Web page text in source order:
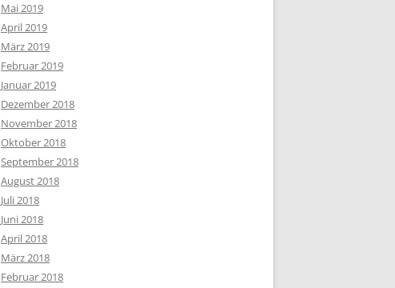
Mai 2019
April 2019
März 2019
Februar 2019
Januar 2019
Dezember 2018
November 2018
Oktober 2018
September 2018
August 2018
Juli 2018
Juni 2018
April 2018
März 2018
Februar 2018